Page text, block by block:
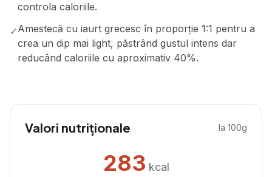
controla caloriile.
✓Amestecă cu iaurt grecesc în proporție 1:1 pentru a
crea un dip mai light, păstrând gustul intens dar
reducând caloriile cu aproximativ 40%.
Valori nutriționale la 100g
283 kcal